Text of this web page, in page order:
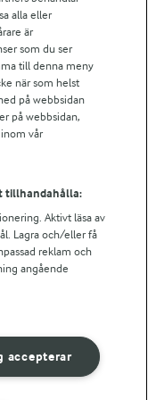
alla eller
är
som du ser
till denna meny
när som helst
på webbsidan
på webbsidan,
vår
tillhandahålla:
Aktivt läsa av
Lagra och/eller få
reklam och
angående
accepterar